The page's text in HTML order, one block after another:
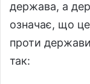
держава, а
означає, що
проти
так: